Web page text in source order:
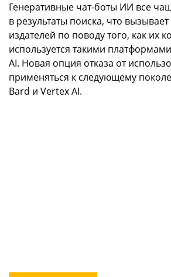
Генеративные чат-боты ИИ все
в результаты поиска, что
издателей по поводу того, как их
используется такими
AI. Новая опция отказа от
применяться к следующему
Bard и Vertex AI.